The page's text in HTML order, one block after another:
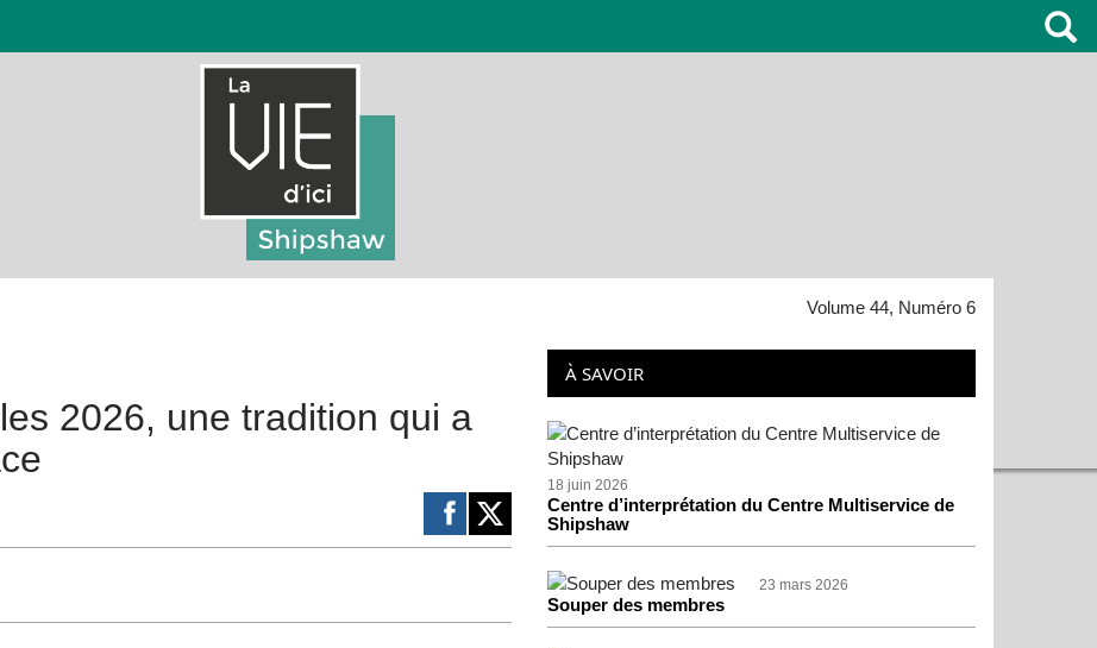
Volume 44, Numéro 6
2026, une tradition qui a
À SAVOIR
18 juin 2026
Centre d’interprétation du Centre Multiservice de
Shipshaw
23 mars 2026
Souper des membres